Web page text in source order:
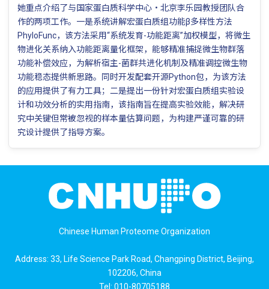
她重点介绍了与国家蛋白质科学中心・北京李乐园教授团队合
作的两项工作。一是系统讲解宏蛋白质组功能β多样性方法
PhyloFunc，该方法采用“系统发育-功能距离”加权模型，将微生
物进化关系纳入功能距离量化框架，能够精准捕捉微生物群落
功能补偿效应，为解析宿主-菌群共进化机制及精准调控微生物
功能稳态提供新思路。同时开发配套开源Python包，为该方法
的应用提供了有力工具；二是提出一份针对宏蛋白质组实验设
计和功效分析的实用指南，该指南旨在提高实验效能，解决研
究中关键但常被忽视的样本量估算问题，为构建严谨可靠的研
究设计提供了指导方案。
Chinese Human Proteome Organization
Address: 33, Life Science Park Road, Changping District, Beijing,
102206, China
Tel: 010-80705188